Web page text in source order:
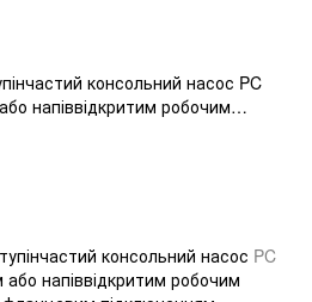
консольний насос PC
напіввідкритим робочим
підключенням,